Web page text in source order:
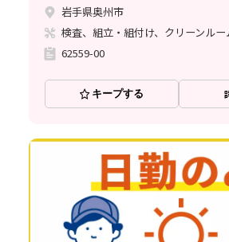
岩手県奥州市
検査、組立・組付け、クリーンルー
62559-00
キープする